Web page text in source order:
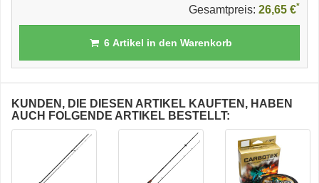
Gesamtpreis: 26,65 €*
6Artikel in den Warenkorb
KUNDEN, DIE DIESEN ARTIKEL KAUFTEN, HABEN
AUCH FOLGENDE ARTIKEL BESTELLT: